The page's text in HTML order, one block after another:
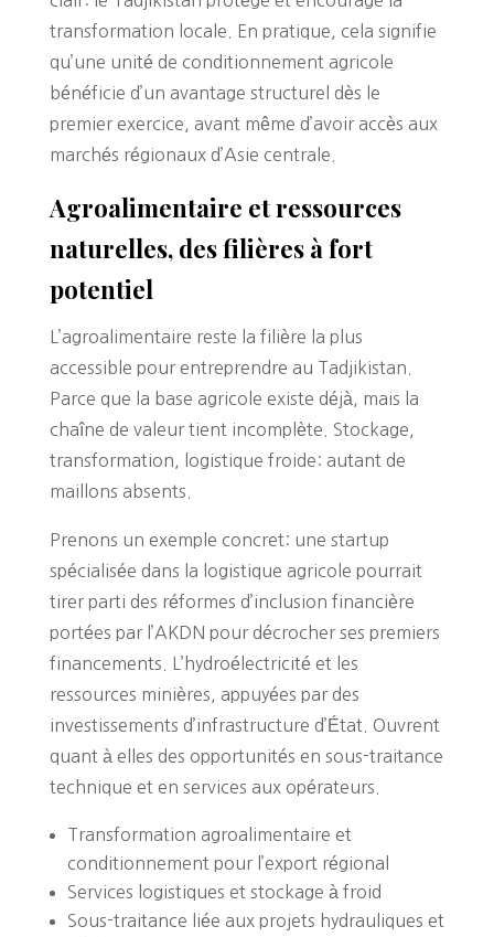
transformation locale. En pratique, cela signifie
qu’une unité de conditionnement agricole
bénéficie d’un avantage structurel dès le
premier exercice, avant même d’avoir accès aux
marchés régionaux d’Asie centrale.
Agroalimentaire et ressources
naturelles, des filières à fort
potentiel
L’agroalimentaire reste la filière la plus
accessible pour entreprendre au Tadjikistan.
Parce que la base agricole existe déjà, mais la
chaîne de valeur tient incomplète. Stockage,
transformation, logistique froide: autant de
maillons absents.
Prenons un exemple concret: une startup
spécialisée dans la logistique agricole pourrait
tirer parti des réformes d’inclusion financière
portées par l’AKDN pour décrocher ses premiers
financements. L’hydroélectricité et les
ressources minières, appuyées par des
investissements d’infrastructure d’État. Ouvrent
quant à elles des opportunités en sous-traitance
technique et en services aux opérateurs.
Transformation agroalimentaire et
conditionnement pour l’export régional
Services logistiques et stockage à froid
Sous-traitance liée aux projets hydrauliques et